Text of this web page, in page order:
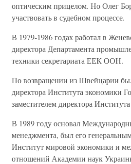
оптическим прицелом. Но Олег
участвовать в судебном процессе.
В 1979-1986 годах работал в
директора Департамента
техники секретариата ЕЕК ООН.
По возвращении из Швейцарии
директора Института экономики
заместителем директора
В 1989 году основал
менеджмента, был его
Институт мировой экономики и
отношений Академии наук